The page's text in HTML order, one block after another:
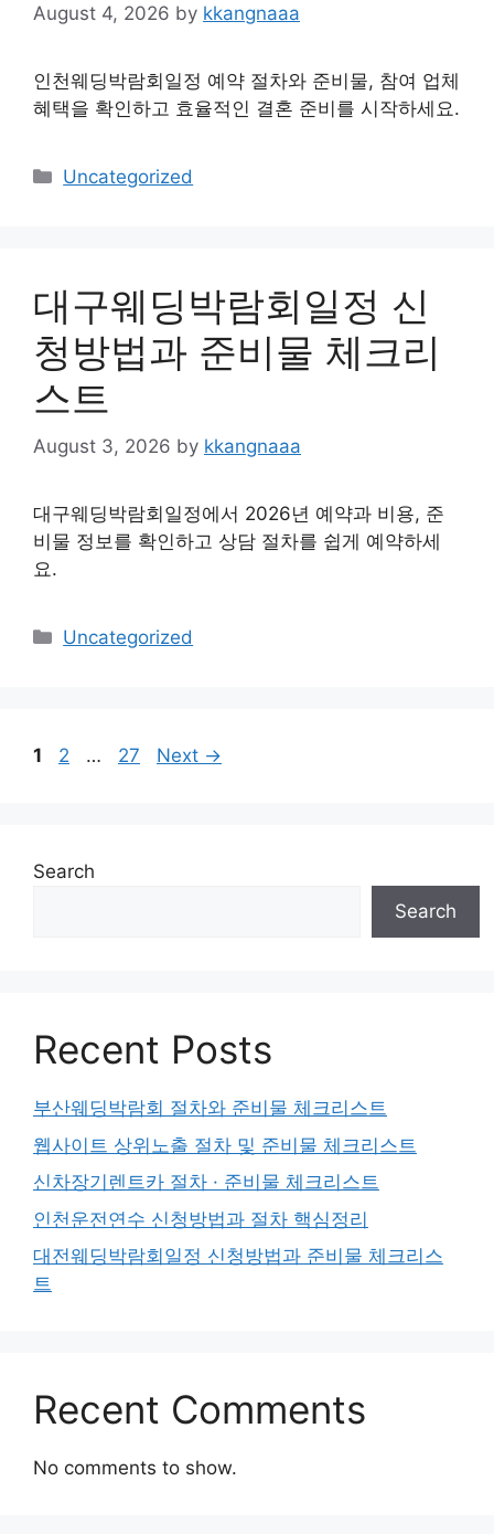
August 4, 2026 by kkangnaaa
인천웨딩박람회일정 예약 절차와 준비물, 참여 업체
혜택을 확인하고 효율적인 결혼 준비를 시작하세요.
Categories
Uncategorized
대구웨딩박람회일정 신
청방법과 준비물 체크리
스트
August 3, 2026 by kkangnaaa
대구웨딩박람회일정에서 2026년 예약과 비용, 준
비물 정보를 확인하고 상담 절차를 쉽게 예약하세
요.
Categories
Uncategorized
Page
1 Page
2 … Page
27 Next →
Search
Search
Recent Posts
부산웨딩박람회 절차와 준비물 체크리스트
웹사이트 상위노출 절차 및 준비물 체크리스트
신차장기렌트카 절차 · 준비물 체크리스트
인천운전연수 신청방법과 절차 핵심정리
대전웨딩박람회일정 신청방법과 준비물 체크리스
트
Recent Comments
No comments to show.